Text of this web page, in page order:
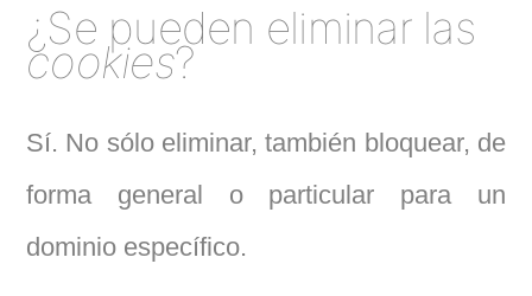
¿Se pueden eliminar las
cookies?
Sí. No sólo eliminar, también bloquear, de
forma general o particular para un
dominio específico.